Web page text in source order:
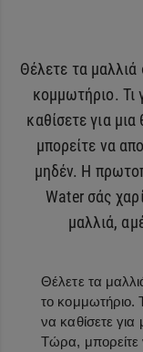
Θέλετε τα
κομμωτήριο. Τι
καθίσετε για
μπορείτε να
μηδέν. Η
Water σάς
μαλλιά,
Θέλετε τα
το κομμωτήριο.
να καθίσετε για
Τώρα, μπορείτε